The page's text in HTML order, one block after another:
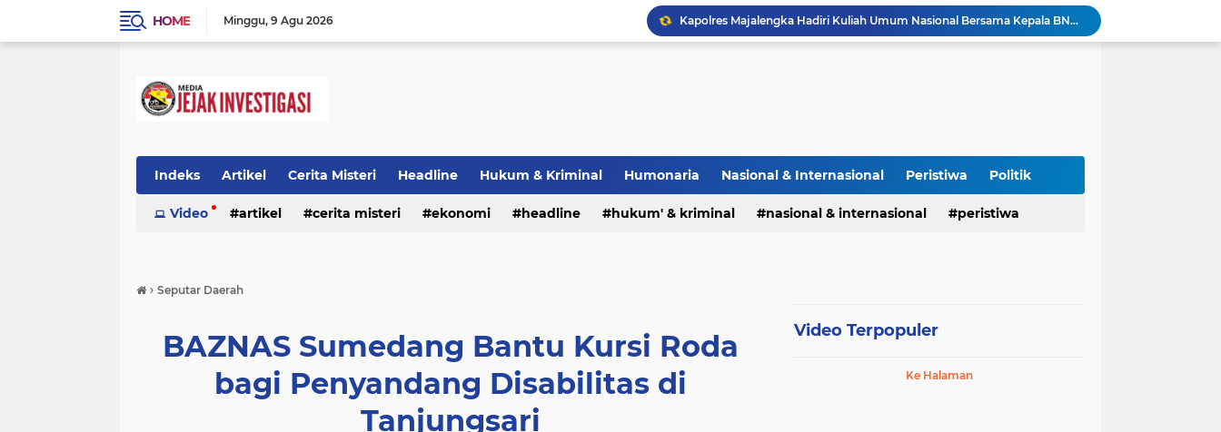
HOME Minggu 9 Agu 2026 Kapolres Majalengka Hadiri Kuliah Umum Nasional Bersama Kepala BNN RI di UNMA
Polisi Gagalkan Peredaran Ribuan Butir Obat Keras Tanpa Izin di Tarogong Kidul
PAI dan 19 Organisasi Advokat Tolak Dewan Advokat Nasional, Sultan Junaidi: Jangan Ada Intervensi, Kembalikan Marwah Advokat
Kapolres Pidie Pererat Silaturahmi dengan Pimpinan HUDA Pidie, Ajak Jaga Damai Aceh dan Semarakkan HUT RI ke-81
Indeks Artikel Cerita Misteri Headline Hukum & Kriminal Humonaria Nasional & Internasional Peristiwa Politik
Prestasi Ragam Info Seputar Daerah TNI & POLRI UU Pers
Video artikel cerita misteri ekonomi headline hukum' & kriminal nasional & internasional peristiwa
› Seputar Daerah
BAZNAS Sumedang Bantu Kursi Roda
bagi Penyandang Disabilitas di
Tanjungsari
Video Terpopuler
Ke Halaman